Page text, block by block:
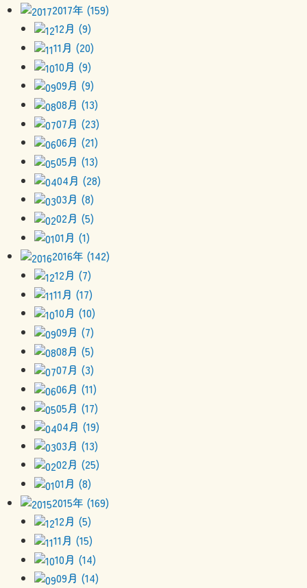
2017年 (159)
12月 (9)
11月 (20)
10月 (9)
09月 (9)
08月 (13)
07月 (23)
06月 (21)
05月 (13)
04月 (28)
03月 (8)
02月 (5)
01月 (1)
2016年 (142)
12月 (7)
11月 (17)
10月 (10)
09月 (7)
08月 (5)
07月 (3)
06月 (11)
05月 (17)
04月 (19)
03月 (13)
02月 (25)
01月 (8)
2015年 (169)
12月 (5)
11月 (15)
10月 (14)
09月 (14)